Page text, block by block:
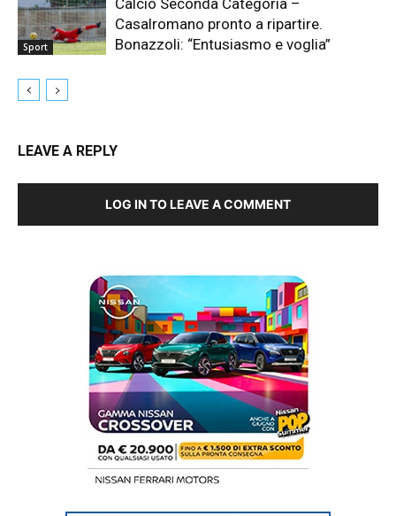
Sport
Calcio Seconda Categoria –
Casalromano pronto a ripartire.
Bonazzoli: “Entusiasmo e voglia”
LEAVE A REPLY
LOG IN TO LEAVE A COMMENT